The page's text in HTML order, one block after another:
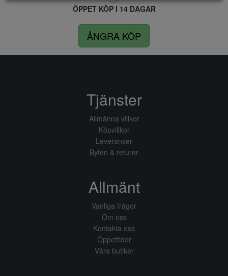
ÖPPET KÖP I 14 DAGAR
ÅNGRA KÖP
Tjänster
Allmänna villkor
Köpvillkor
Leveranser
Byten & returer
Allmänt
Vanliga frågor
Om oss
Kontakta oss
Öppettider
Våra butiker